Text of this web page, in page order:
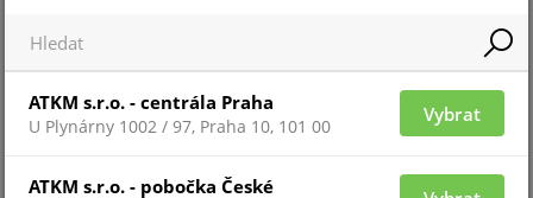
ATKM s.r.o. - centrála Praha
U Plynárny 1002 / 97, Praha 10, 101 00
Vybrat
ATKM s.r.o. - pobočka České